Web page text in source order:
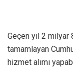
Geçen yıl 2 milyar
tamamlayan
hizmet alımı